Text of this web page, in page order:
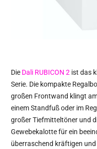
Die Dali RUBICON 2 ist das
Serie. Die kompakte
großen Frontwand klingt
einem Standfuß oder im
großer Tiefmitteltöner und
Gewebekalotte für ein
überraschend kräftigen